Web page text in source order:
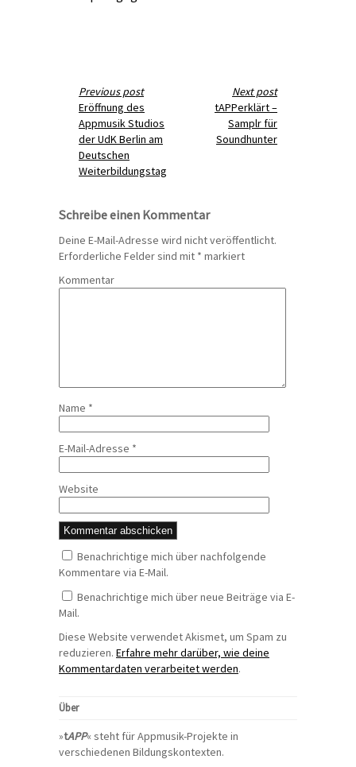
Previous post
Eröffnung des
Appmusik Studios
der UdK Berlin am
Deutschen
Weiterbildungstag
Next post
tAPPerklärt –
Samplr für
Soundhunter
Schreibe einen Kommentar
Deine E-Mail-Adresse wird nicht veröffentlicht.
Erforderliche Felder sind mit * markiert
Kommentar
Name *
E-Mail-Adresse *
Website
Benachrichtige mich über nachfolgende
Kommentare via E-Mail.
Benachrichtige mich über neue Beiträge via E-
Mail.
Diese Website verwendet Akismet, um Spam zu
reduzieren. Erfahre mehr darüber, wie deine
Kommentardaten verarbeitet werden.
Über
»tAPP« steht für Appmusik-Projekte in
verschiedenen Bildungskontexten.